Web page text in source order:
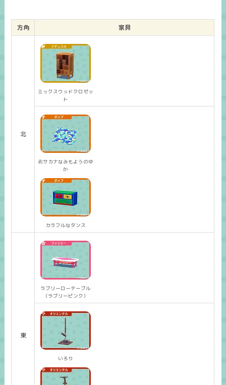
方角 家具
北
ミックスウッドクロゼッ
ト
おサカナなみもようのゆ
か
カラフルなタンス
東
ラブリーローテーブル
（ラブリーピンク）
いろり